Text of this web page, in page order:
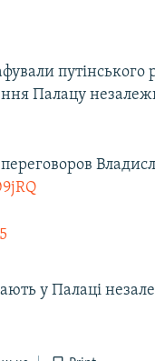
путінського
Палацу
у Палаці